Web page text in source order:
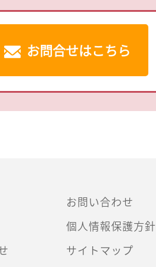
お問合せはこちら
お問い合わせ
個人情報保護方針
サイトマップ